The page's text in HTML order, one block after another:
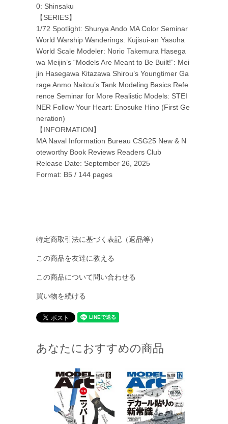
0: Shinsaku
【SERIES】
1/72 Spotlight: Shunya Ando MA Color Seminar
World Warship Wanderings: Kujisui-an Yasoha
World Scale Modeler: Norio Takemura Hasega
wa Meijin’s “Models Are Meant to Be Built!”: Mei
jin Hasegawa Kitazawa Shirou’s Youngtimer Ga
rage Anmo Naitou’s Tank Modeling Basics Refe
rence Seminar for More Realistic Models: STEI
NER Follow Your Heart: Enosuke Hino (First Ge
neration)
【INFORMATION】
MA Naval Information Bureau CSG25 New & N
oteworthy Book Reviews Readers Club
Release Date: September 26, 2025
Format: B5 / 144 pages
特定商取引法に基づく表記（返品等）
この商品を友達に教える
この商品について問い合わせる
買い物を続ける
あなたにおすすめの商品